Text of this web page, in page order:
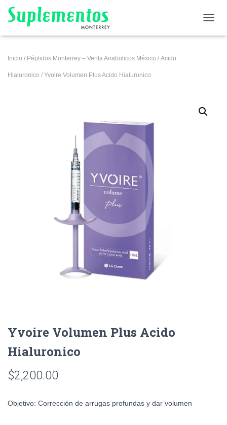
Inicio / Péptidos Monterrey – Venta Anabolicos México / Acido
Hialuronico / Yvoire Volumen Plus Acido Hialuronico
Yvoire Volumen Plus Acido
Hialuronico
$2,200.00
Objetivo: Corrección de arrugas profundas y dar volumen